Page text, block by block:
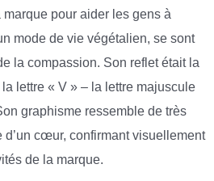
pour aider les gens à
mode de vie végétalien, se sont
la compassion. Son reflet était la
lettre « V » – la lettre majuscule
graphisme ressemble de très
d’un cœur, confirmant visuellement
de la marque.